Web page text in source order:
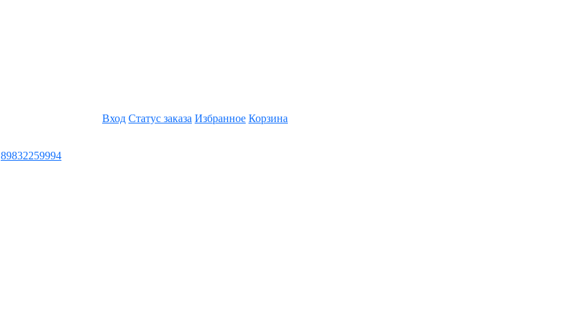
Вход Статус заказа Избранное Корзина
89832259994